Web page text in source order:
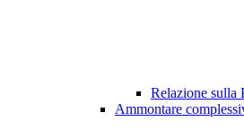
Relazione sulla
Ammontare